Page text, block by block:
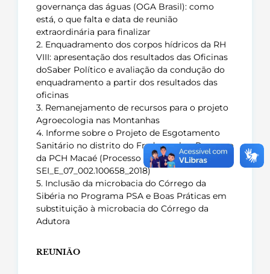
governança das águas (OGA Brasil): como
está, o que falta e data de reunião
extraordinária para finalizar
2. Enquadramento dos corpos hídricos da RH
VIII: apresentação dos resultados das Oficinas
doSaber Político e avaliação da condução do
enquadramento a partir dos resultados das
oficinas
3. Remanejamento de recursos para o projeto
Agroecologia nas Montanhas
4. Informe sobre o Projeto de Esgotamento
Sanitário no distrito do Frade e sobre Processo
da PCH Macaé (Processo
SEI_E_07_002.100658_2018)
5. Inclusão da microbacia do Córrego da
Sibéria no Programa PSA e Boas Práticas em
substituição à microbacia do Córrego da
Adutora
REUNIÃO